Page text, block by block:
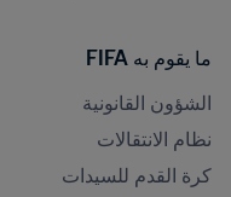
ما يقوم به FIFA
الشؤون القانونية
نظام الانتقالات
كرة القدم للسيدات